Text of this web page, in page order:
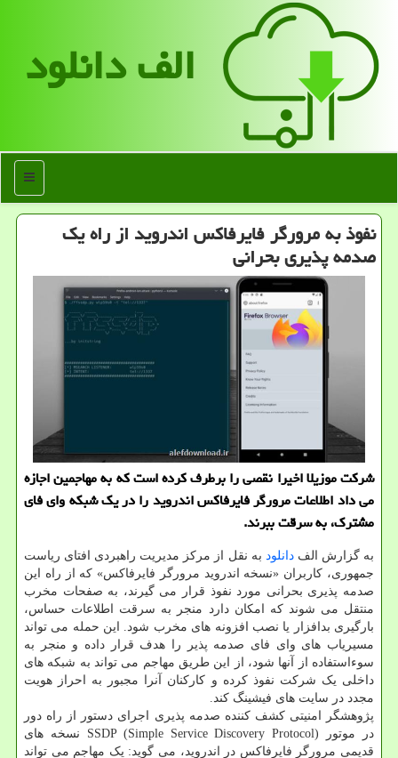
الف دانلود
منو
نفوذ به مرورگر فایرفاكس اندروید از راه یك
صدمه پذیری بحرانی
شركت موزیلا اخیرا نقصی را برطرف كرده است كه به مهاجمین اجازه
می داد اطلاعات مرورگر فایرفاكس اندروید را در یك شبكه وای فای
مشترك، به سرقت ببرند.
به گزارش الفدانلود به نقل از مرکز مدیریت راهبردی افتای ریاست
جمهوری، کاربران «نسخه اندروید مرورگر فایرفاکس» که از راه این
صدمه پذیری بحرانی مورد نفوذ قرار می گیرند، به صفحات مخرب
منتقل می شوند که امکان دارد منجر به سرقت اطلاعات حساس،
بارگیری بدافزار یا نصب افزونه های مخرب شود. این حمله می تواند
مسیریاب های وای فای صدمه پذیر را هدف قرار داده و منجر به
سوءاستفاده از آنها شود، از این طریق مهاجم می تواند به شبکه های
داخلی یک شرکت نفوذ کرده و کارکنان آنرا مجبور به احراز هویت
مجدد در سایت های فیشینگ کند.
پژوهشگر امنیتی کشف کننده صدمه پذیری اجرای دستور از راه دور
در موتور (SSDP (Simple Service Discovery Protocol نسخه های
قدیمی مرورگر فایرفاکس در اندروید، می گوید: یک مهاجم می تواند